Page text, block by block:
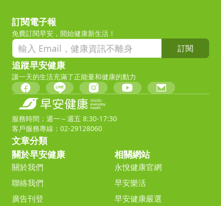
訂閱電子報
免費訂閱早安，開始健康新生活！
訂閱
追蹤早安健康
讓一天的生活充滿了正能量和健康的動力
服務時間：週一～週五 8:30-17:30
客戶服務專線：02-29128060
文章分類
關於早安健康
關於我們
聯絡我們
廣告刊登
相關網站
永悅健康官網
早安樂活
早安健康嚴選